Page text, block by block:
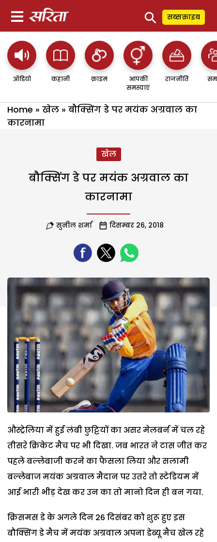
⚲ सब्सक्राइब
ऑडियो कहानी क्राइम
आपकी
समस्याएं
राजनीति
Home » खेल » बौक्सिंग डे पर मयंक अग्रवाल का
कारनामा
खेल
बौक्सिंग डे पर मयंक अग्रवाल का
कारनामा
सुनील शर्मा दिसम्बर 26, 2018
औस्ट्रेलिया में हुई लंबी छुट्टियों का असर मेलबर्न में चल रहे
तीसरे क्रिकेट मैच पर भी दिखा. जब भारत ने टास जीत कर
पहले बल्लेबाजी करने का फैसला लिया और सलामी
बल्लेबाज मयंक अग्रवाल मैदान पर उतरे तो स्टेडियम में
आई भारी भीड़ देख कर उन का तो मानो दिन ही बन गया.
क्रिसमस डे के अगले दिन 26 दिसंबर को शुरू हुए इस
बौक्सिंग डे मैच में मयंक अग्रवाल अपना डेब्यू मैच खेल रहे